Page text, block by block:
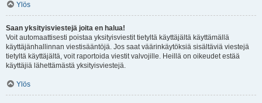
Ylös
Saan yksityisviestejä joita en halua!
Voit automaattisesti poistaa yksityisviestit tietyltä käyttäjältä käyttämällä
käyttäjänhallinnan viestisääntöjä. Jos saat väärinkäytöksiä sisältäviä viestejä
tietyltä käyttäjältä, voit raportoida viestit valvojille. Heillä on oikeudet estää
käyttäjiä lähettämästä yksityisviestejä.
Ylös